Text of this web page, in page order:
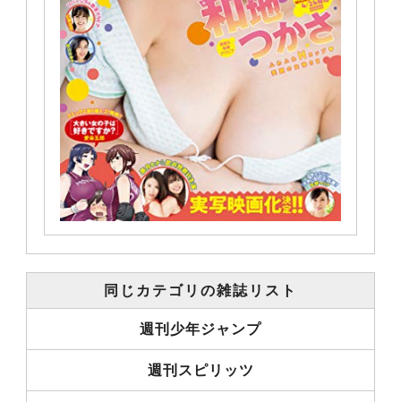
同じカテゴリの雑誌リスト
週刊少年ジャンプ
週刊スピリッツ